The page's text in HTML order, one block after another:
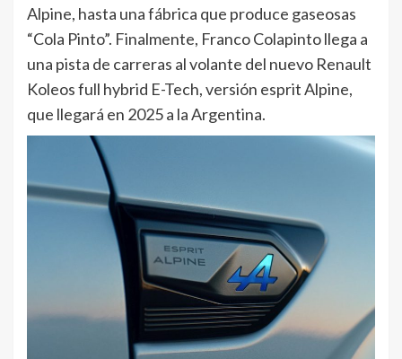
Alpine, hasta una fábrica que produce gaseosas
“Cola Pinto”. Finalmente, Franco Colapinto llega a
una pista de carreras al volante del nuevo Renault
Koleos full hybrid E-Tech, versión esprit Alpine,
que llegará en 2025 a la Argentina.